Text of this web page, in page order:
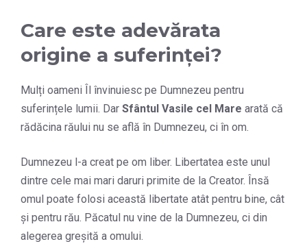
Care este adevărata
origine a suferinței?
Mulți oameni Îl învinuiesc pe Dumnezeu pentru
suferințele lumii. Dar Sfântul Vasile cel Mare arată că
rădăcina răului nu se află în Dumnezeu, ci în om.
Dumnezeu l-a creat pe om liber. Libertatea este unul
dintre cele mai mari daruri primite de la Creator. Însă
omul poate folosi această libertate atât pentru bine, cât
și pentru rău. Păcatul nu vine de la Dumnezeu, ci din
alegerea greșită a omului.